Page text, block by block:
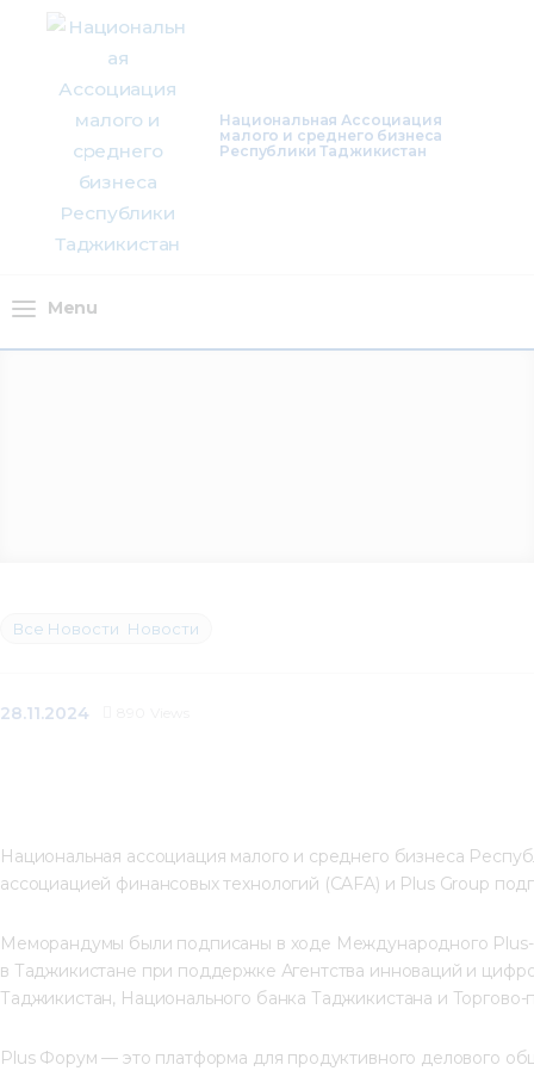
Национальная Ассоциация
малого и среднего бизнеса
Республики Таджикистан
Menu
О нас
Деятельность
Проекты
Членство
Инфоресурсы
Все Новости Новости
28.11.2024
Национальная ассоциация малого и среднего бизнеса
ассоциацией финансовых технологий (CAFA) и Plus Group
Меморандумы были подписаны в ходе Международного
в Таджикистане при поддержке Агентства инноваций и
Таджикистан, Национального банка Таджикистана и
Plus Форум — это платформа для продуктивного делового